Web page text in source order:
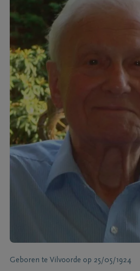
Geboren te Vilvoorde op 25/05/1924